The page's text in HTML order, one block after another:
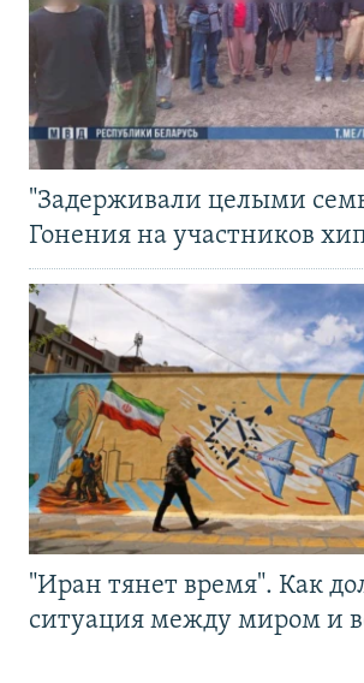
"Задерживали целыми
Гонения на участников
"Иран тянет время". Как
ситуация между миром и